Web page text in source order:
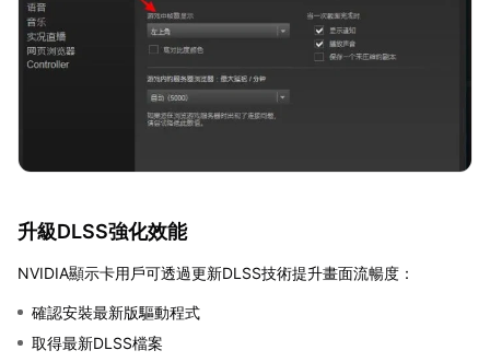
升級DLSS強化效能
NVIDIA顯示卡用戶可透過更新DLSS技術提升畫面流暢度：
確認安裝最新版驅動程式
取得最新DLSS檔案